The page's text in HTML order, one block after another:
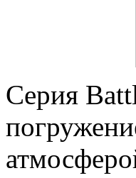
Серия